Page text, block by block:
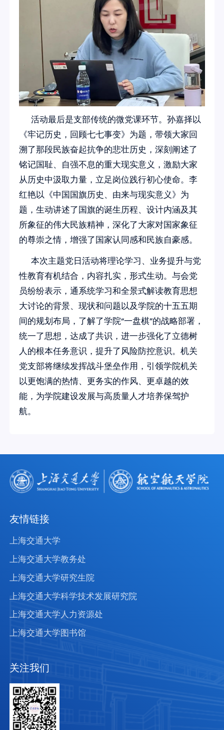
活动最后是支部传统的微党课环节。孙嘉择以
《牢记历史，回顾七七事变》为题，带领大家回
溯了那段民族奋起抗争的悲壮历史，深刻阐述了
铭记国耻、自强不息的重大现实意义，激励大家
从历史中汲取力量，立足岗位践行初心使命。李
红艳以《中国国旗历史、由来与现实意义》为
题，生动讲述了国旗的诞生历程、设计内涵及其
所象征的伟大民族精神，深化了大家对国家象征
的尊崇之情，增强了国家认同感和民族自豪感。
本次主题党日活动将理论学习、业务提升与党
性教育有机结合，内容扎实，形式生动。与会党
员纷纷表示，通系统学习和全景式解读教育思想
大讨论的背景、现状和问题以及学院的十五五期
间的规划布局，了解了学院“一盘棋”的战略部署，
统一了思想，达成了共识，进一步强化了立德树
人的根本任务意识，提升了风险防控意识。机关
党支部将继续发挥战斗堡垒作用，引领学院机关
以更饱满的热情、更务实的作风、更卓越的效
能，为学院建设发展与高质量人才培养保驾护
航。
友情链接
上海交通大学
上海交通大学教务处
上海交通大学研究生院
上海交通大学科学技术发展研究院
上海交通大学人力资源处
上海交通大学图书馆
关注我们